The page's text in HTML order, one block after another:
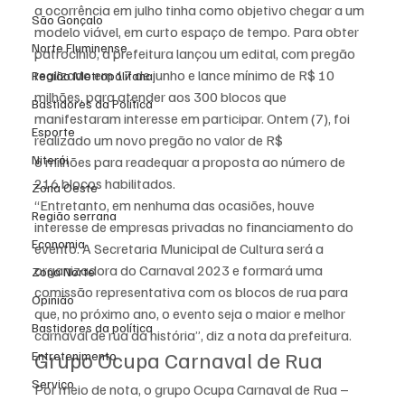
São Gonçalo
Norte Fluminense
Região Metropolitana
Bastidores da Política
Esporte
Niterói
Zona Oeste
Região serrana
Economia
Zona Norte
Opinião
Bastidores da política
Entretenimento
Serviço
a ocorrência em julho tinha como objetivo chegar a um
modelo viável, em curto espaço de tempo. Para obter
patrocínio, a prefeitura lançou um edital, com pregão
realizado em 17 de junho e lance mínimo de R$ 10
milhões, para atender aos 300 blocos que
manifestaram interesse em participar. Ontem (7), foi
realizado um novo pregão no valor de R$
6 milhões para readequar a proposta ao número de
216 blocos habilitados.
“Entretanto, em nenhuma das ocasiões, houve
interesse de empresas privadas no financiamento do
evento. A Secretaria Municipal de Cultura será a
organizadora do Carnaval 2023 e formará uma
comissão representativa com os blocos de rua para
que, no próximo ano, o evento seja o maior e melhor
carnaval de rua da história”, diz a nota da prefeitura.
Grupo Ocupa Carnaval de Rua
Por meio de nota, o grupo Ocupa Carnaval de Rua –